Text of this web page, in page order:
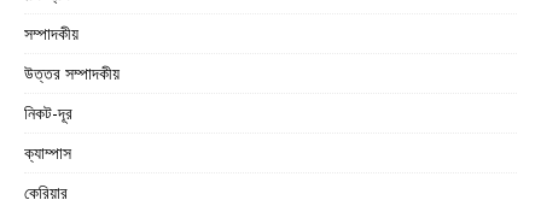
সম্পাদকীয়
উত্তর সম্পাদকীয়
নিকট-দূর
ক্যাম্পাস
কেরিয়ার